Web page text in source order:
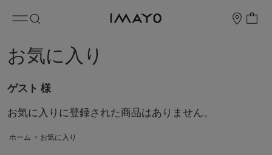
お気に入り
ゲスト 様
お気に入りに登録された商品はありません。
ホーム > お気に入り